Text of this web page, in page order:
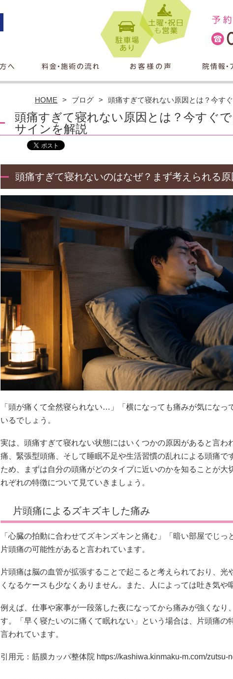
HOME ブログ 頭痛すぎて寝れない原因とは？今す
頭痛すぎて寝れない原因とは？今すぐ
サインを解説
頭痛すぎて寝れないのはなぜ？まず考えられる原
「頭が痛くて全然寝られない…」「横になっても痛みが気にな
いるでしょう。
実は、頭痛すぎて寝れない状態にはいくつかの原因があると言わ
痛、緊張型頭痛、そして睡眠不足や生活習慣の乱れによる頭痛で
ため、まずは自分の頭痛がどのタイプに近いのかを知ることが大
れぞれの特徴について見ていきましょう。
片頭痛によるズキズキした痛み
「心臓の拍動に合わせてズキンズキンと痛む」「暗い部屋でじっ
片頭痛の可能性があると言われています。
片頭痛は脳の血管が拡張することで起こると考えられており、光
くなるケースも少なくありません。また、人によっては吐き気や
例えば、仕事や家事が一段落した夜になってから痛みが強くなり
す。「早く寝たいのに痛くて眠れない」という場合は、片頭痛の
言われています。
引用元：筋膜カッパ整体院 https://kashiwa.kinmaku-m.com/zutsu-